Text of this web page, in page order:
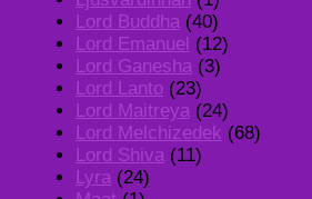
Lord Buddha (40)
Lord Emanuel (12)
Lord Ganesha (3)
Lord Lanto (23)
Lord Maitreya (24)
Lord Melchizedek (68)
Lord Shiva (11)
Lyra (24)